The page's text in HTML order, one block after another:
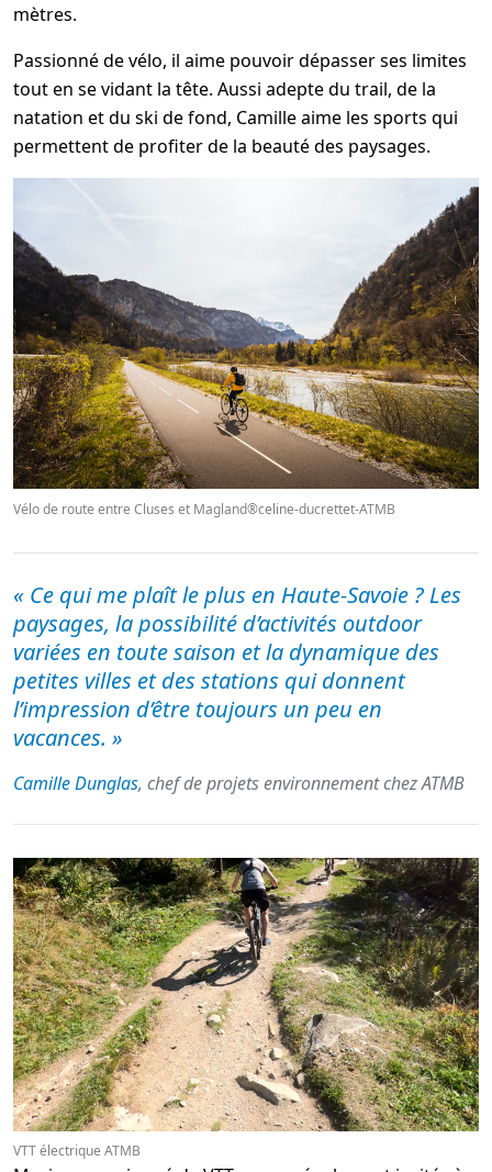
mètres.
Passionné de vélo, il aime pouvoir dépasser ses limites
tout en se vidant la tête. Aussi adepte du trail, de la
natation et du ski de fond, Camille aime les sports qui
permettent de profiter de la beauté des paysages.
Vélo de route entre Cluses et Magland®celine-ducrettet-ATMB
« Ce qui me plaît le plus en Haute-Savoie ? Les
paysages, la possibilité d’activités outdoor
variées en toute saison et la dynamique des
petites villes et des stations qui donnent
l’impression d’être toujours un peu en
vacances. »
Camille Dunglas, chef de projets environnement chez ATMB
VTT électrique ATMB